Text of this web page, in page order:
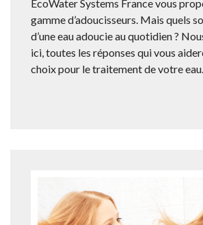
EcoWater Systems France vous
gamme d’adoucisseurs. Mais quels
d’une eau adoucie au quotidien ?
ici, toutes les réponses qui vous
choix pour le traitement de votre eau.